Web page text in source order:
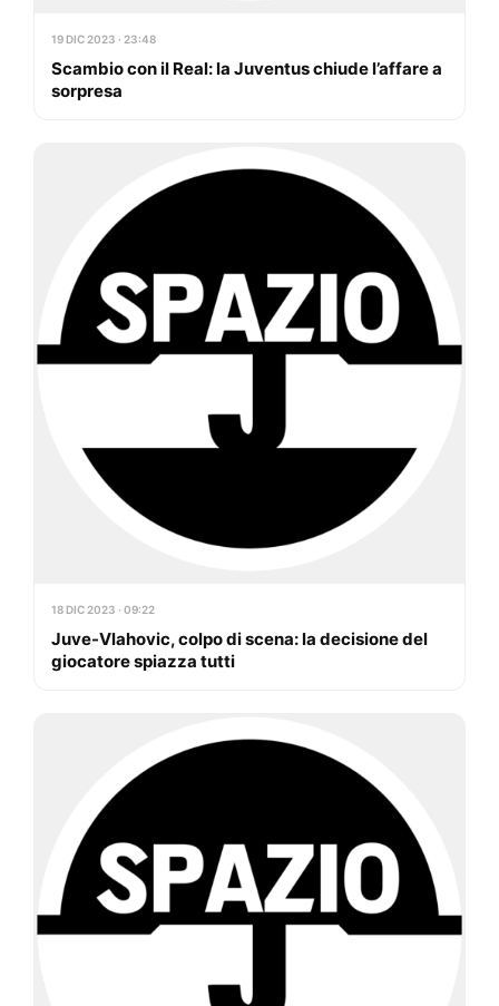
19 DIC 2023 · 23:48
Scambio con il Real: la Juventus chiude l’affare a
sorpresa
18 DIC 2023 · 09:22
Juve-Vlahovic, colpo di scena: la decisione del
giocatore spiazza tutti